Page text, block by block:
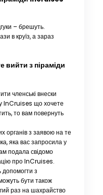
– брешуть.
в круїз, а зараз
з піраміди
членські внески
InCruises що хочете
то вам повернуть
органів з заявою на те
яка вас запросила у
подала свідомо
про InCruises.
з
бути також
раз на шахрайство